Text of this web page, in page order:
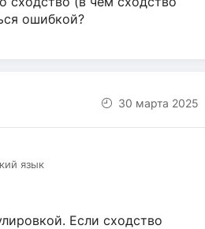
ошибкой?
30 марта 2025
язык
Если сходство